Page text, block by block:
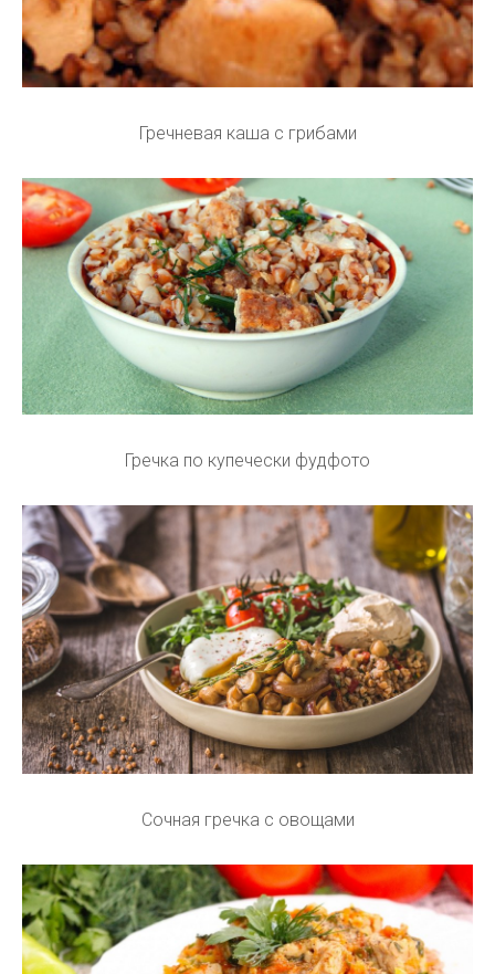
Гречневая каша с грибами
Гречка по купечески фудфото
Сочная гречка с овощами